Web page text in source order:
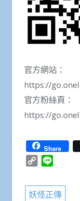
官方網站：
https://
官方粉絲頁：
https://
Share
Copy
妖怪正傳